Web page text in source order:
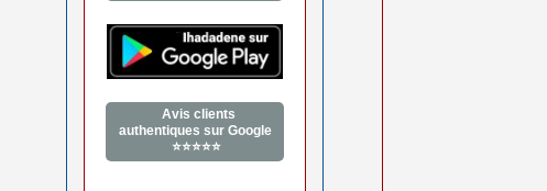
Avis clients
authentiques sur Google
⭐⭐⭐⭐⭐